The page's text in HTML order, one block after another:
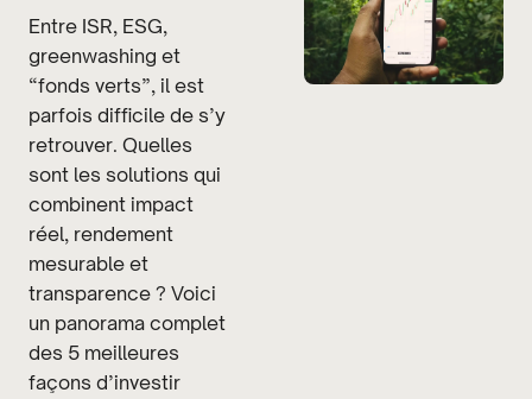
Entre ISR, ESG,
greenwashing et
“fonds verts”, il est
parfois difficile de s’y
retrouver. Quelles
sont les solutions qui
combinent impact
réel, rendement
mesurable et
transparence ? Voici
un panorama complet
des 5 meilleures
façons d’investir